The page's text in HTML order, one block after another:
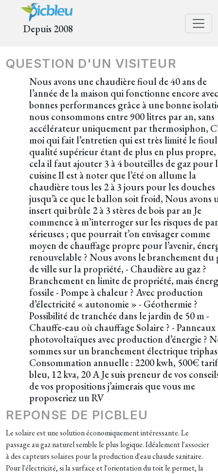
Depuis 2008
QUESTION D'UN VISITEUR
Nous avons une chaudière fioul de 40 ans de
l’année de la maison qui fonctionne encore
bonnes performances grâce à une bonne
nous consommons entre 900 litres par an, sans
accélérateur uniquement par thermosiphon,
moi qui fait l’entretien qui est très limité le
qualité supérieur étant de plus en plus
cela il faut ajouter 3 à 4 bouteilles de gaz pour
cuisine Il est à noter que l’été on allume la
chaudière tous les 2 à 3 jours pour les douches
jusqu’à ce que le ballon soit froid, Nous avons
insert qui brûle 2 à 3 stères de bois par an Je
commence à m’interroger sur les risques de
sérieuses ; que pourrait t’on envisager comme
moyen de chauffage propre pour l’avenir,
renouvelable ? Nous avons le branchement du
de ville sur la propriété, - Chaudière au gaz ?
Branchement en limite de propriété, mais
fossile - Pompe à chaleur ? Avec production
d’électricité « autonomie » - Géothermie ?
Possibilité de tranchée dans le jardin de 50 m -
Chauffe-eau où chauffage Solaire ? - Panneaux
photovoltaïques avec production d’énergie ?
sommes sur un branchement électrique
Consommation annuelle : 2200 kwh, 500€ tarif
bleu, 12 kva, 20 A Je suis preneur de vos
de vos propositions j’aimerais que vous me
proposeriez un RV
REPONSE DE PICBLEU
Le solaire est une solution économiquement intéressante. Le
passage au gaz naturel semble le plus logique. Idéalement l'associer
à des capteurs solaires pour la production d'eau chaude sanitaire.
Pour l'électricité, si la surface et l'orientation du toit le permet, la